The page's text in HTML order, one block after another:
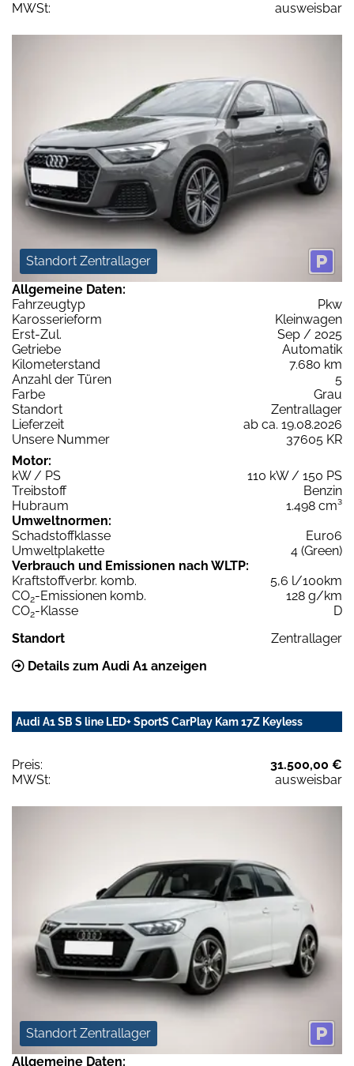
MWSt:
ausweisbar
Standort Zentrallager
Allgemeine Daten:
Fahrzeugtyp
Pkw
Karosserieform
Kleinwagen
Erst-Zul.
Sep / 2025
Getriebe
Automatik
Kilometerstand
7.680 km
Anzahl der Türen
5
Farbe
Grau
Standort
Zentrallager
Lieferzeit
ab ca. 19.08.2026
Unsere Nummer
37605 KR
Motor:
kW / PS
110 kW / 150 PS
Treibstoff
Benzin
Hubraum
1.498 cm³
Umweltnormen:
Schadstoffklasse
Euro6
Umweltplakette
4 (Green)
Verbrauch und Emissionen nach WLTP:
Kraftstoffverbr. komb.
5,6 l/100km
CO2-Emissionen komb.
128 g/km
CO2-Klasse
D
Standort
Zentrallager
Details zum Audi A1 anzeigen
Audi A1 SB S line LED+ SportS CarPlay Kam 17Z Keyless
Preis:
31.500,00 €
MWSt:
ausweisbar
Standort Zentrallager
Allgemeine Daten: